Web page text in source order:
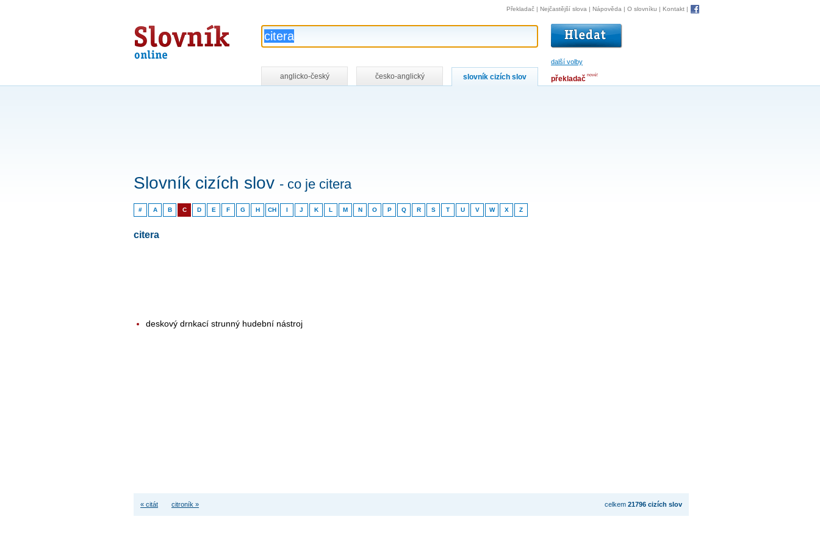
Slovník
online
další volby
Překladač | Nejčastější slova | Nápověda | O slovníku | Kontakt |
anglicko-český česko-anglický slovník cizích slov překladač nové!
Slovník cizích slov - co je citera
# A B C D E F G H CH I J K L M N O P Q R S T U V W X Z
citera
deskový drnkací strunný hudební nástroj
celkem 21796 cizích slov
« citát citroník »